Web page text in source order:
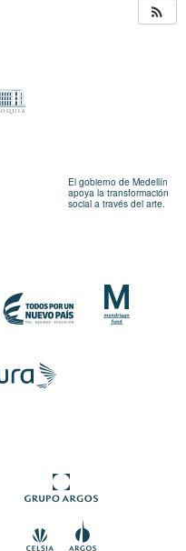
El gobierno de Medellín
apoya la transformación
social a través del arte.